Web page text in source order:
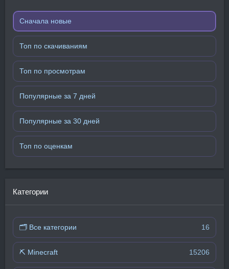
Сначала новые
Топ по скачиваниям
Топ по просмотрам
Популярные за 7 дней
Популярные за 30 дней
Топ по оценкам
Категории
🗂 Все категории 16
⛏️ Minecraft 15206